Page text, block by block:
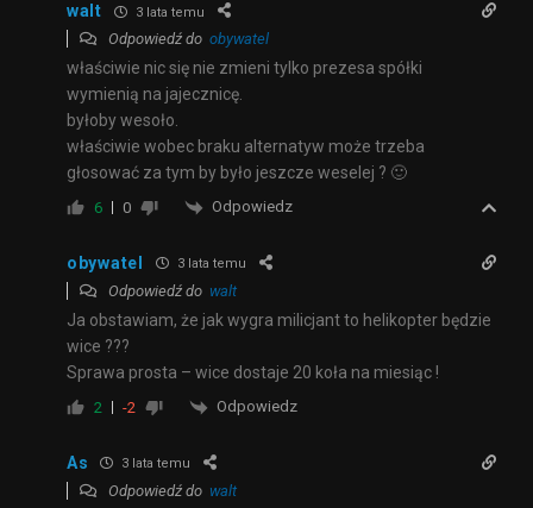
walt 3 lata temu
Odpowiedź do obywatel
właściwie nic się nie zmieni tylko prezesa spółki
wymienią na jajecznicę.
byłoby wesoło.
właściwie wobec braku alternatyw może trzeba
głosować za tym by było jeszcze weselej ? 🙂
6 0 Odpowiedz
obywatel 3 lata temu
Odpowiedź do walt
Ja obstawiam, że jak wygra milicjant to helikopter będzie
wice ???
Sprawa prosta – wice dostaje 20 koła na miesiąc !
2 -2 Odpowiedz
As 3 lata temu
Odpowiedź do walt